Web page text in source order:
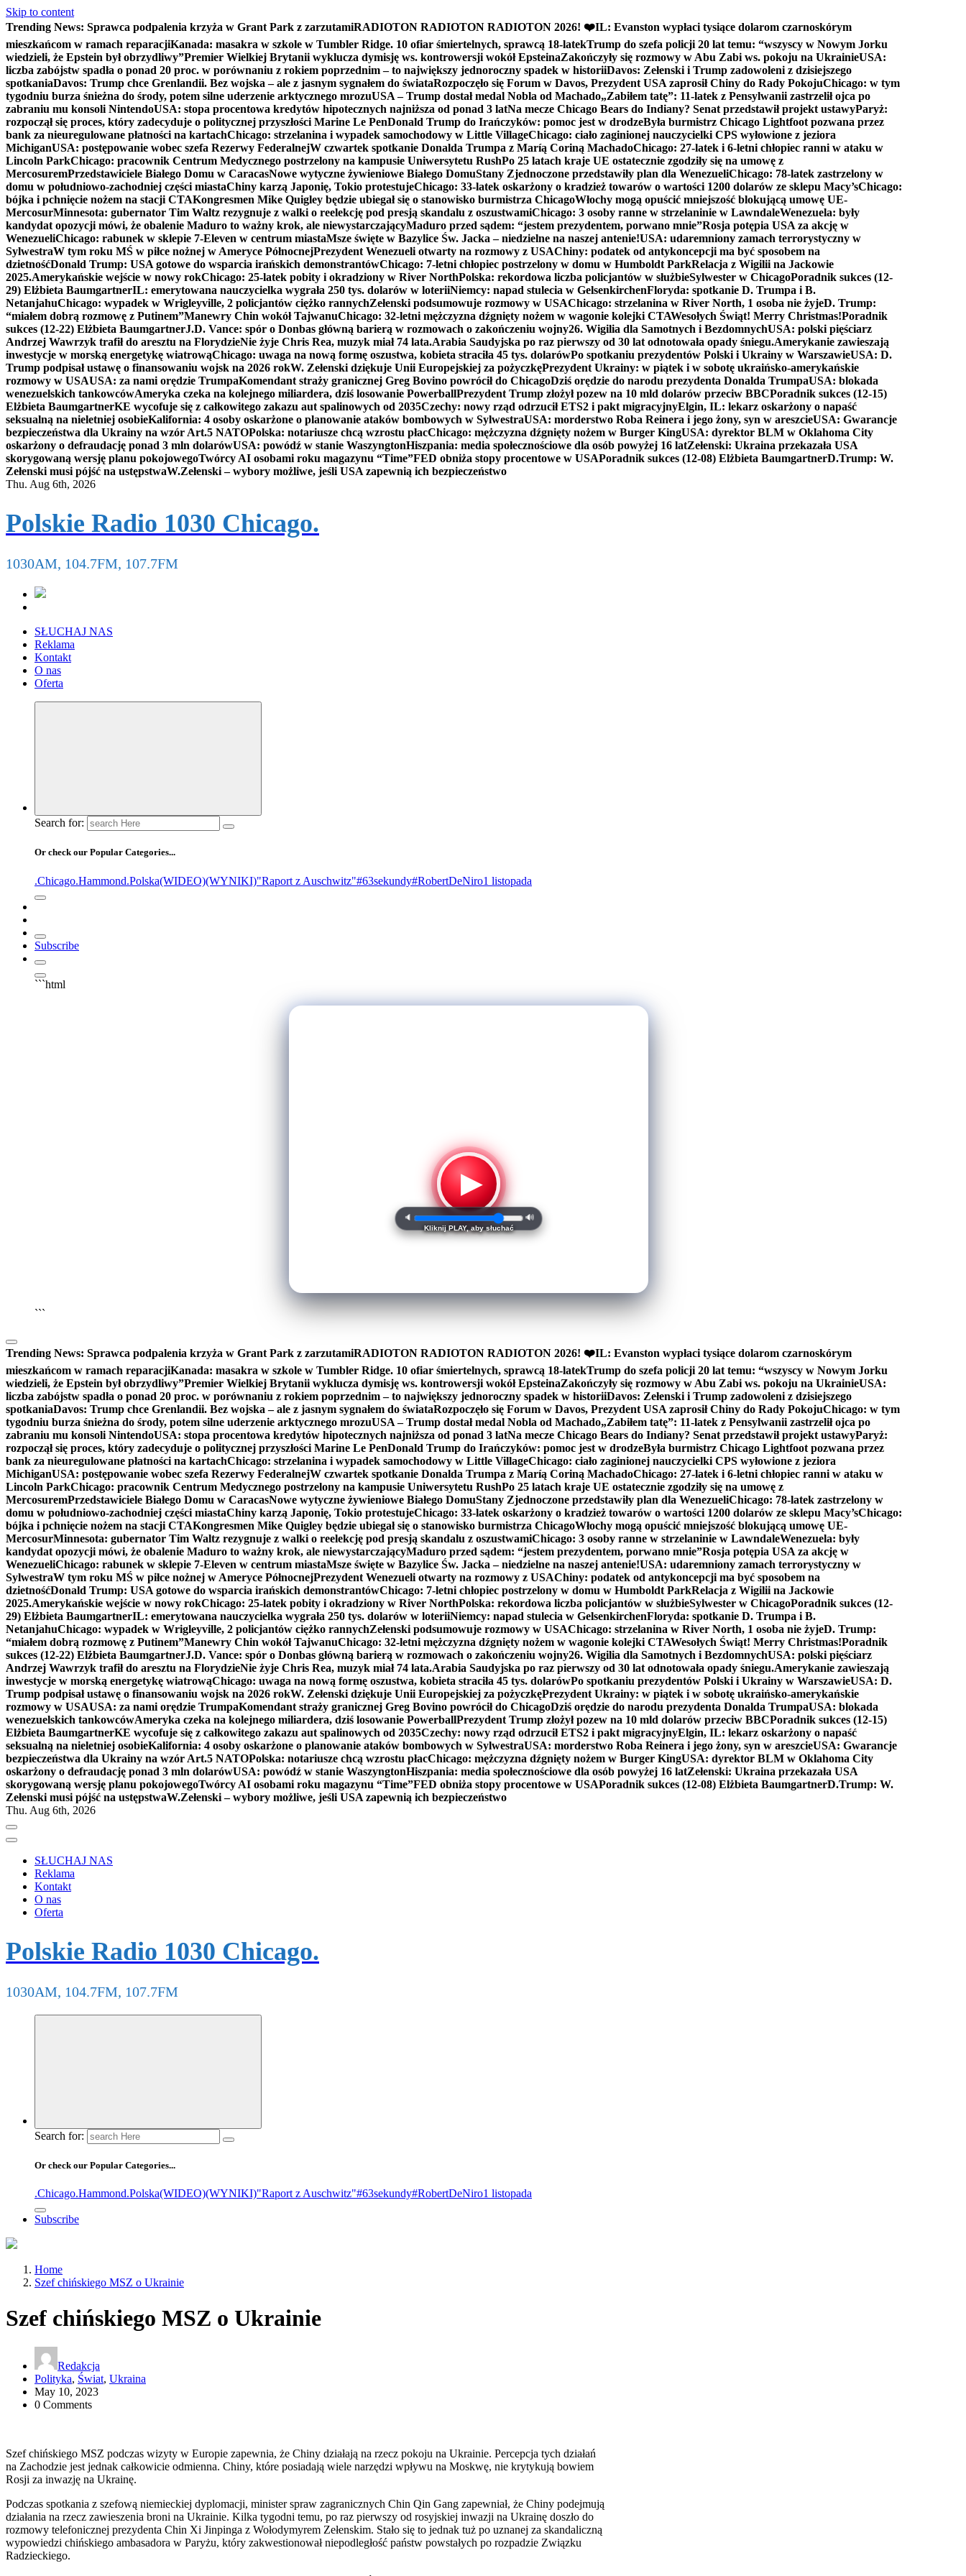
Skip to content
Trending News: Sprawca podpalenia krzyża w Grant Park z zarzutamiRADIOTON RADIOTON RADIOTON 2026! ❤️IL: Evanston wypłaci tysiące dolarom czarnoskórym
mieszkańcom w ramach reparacjiKanada: masakra w szkole w Tumbler Ridge. 10 ofiar śmiertelnych, sprawcą 18-latekTrump do szefa policji 20 lat temu: “wszyscy w Nowym Jorku
wiedzieli, że Epstein był obrzydliwy”Premier Wielkiej Brytanii wyklucza dymisję ws. kontrowersji wokół EpsteinaZakończyły się rozmowy w Abu Zabi ws. pokoju na UkrainieUSA:
liczba zabójstw spadła o ponad 20 proc. w porównaniu z rokiem poprzednim – to największy jednoroczny spadek w historiiDavos: Zełenski i Trump zadowoleni z dzisiejszego
spotkaniaDavos: Trump chce Grenlandii. Bez wojska – ale z jasnym sygnałem do świataRozpoczęło się Forum w Davos, Prezydent USA zaprosił Chiny do Rady PokojuChicago: w tym
tygodniu burza śnieżna do środy, potem silne uderzenie arktycznego mrozuUSA – Trump dostał medal Nobla od Machado„Zabiłem tatę”: 11-latek z Pensylwanii zastrzelił ojca po
zabraniu mu konsoli NintendoUSA: stopa procentowa kredytów hipotecznych najniższa od ponad 3 latNa mecze Chicago Bears do Indiany? Senat przedstawił projekt ustawyParyż:
rozpoczął się proces, który zadecyduje o politycznej przyszłości Marine Le PenDonald Trump do Irańczyków: pomoc jest w drodzeByła burmistrz Chicago Lightfoot pozwana przez
bank za nieuregulowane płatności na kartachChicago: strzelanina i wypadek samochodowy w Little VillageChicago: ciało zaginionej nauczycielki CPS wyłowione z jeziora
MichiganUSA: postępowanie wobec szefa Rezerwy FederalnejW czwartek spotkanie Donalda Trumpa z Maríą Coriną MachadoChicago: 27-latek i 6-letni chłopiec ranni w ataku w
Lincoln ParkChicago: pracownik Centrum Medycznego postrzelony na kampusie Uniwersytetu RushPo 25 latach kraje UE ostatecznie zgodziły się na umowę z
MercosuremPrzedstawiciele Białego Domu w CaracasNowe wytyczne żywieniowe Białego DomuStany Zjednoczone przedstawiły plan dla WenezueliChicago: 78-latek zastrzelony w
domu w południowo-zachodniej części miastaChiny karzą Japonię, Tokio protestujeChicago: 33-latek oskarżony o kradzież towarów o wartości 1200 dolarów ze sklepu Macy’sChicago:
bójka i pchnięcie nożem na stacji CTAKongresmen Mike Quigley będzie ubiegał się o stanowisko burmistrza ChicagoWłochy mogą opuścić mniejszość blokującą umowę UE-
MercosurMinnesota: gubernator Tim Waltz rezygnuje z walki o reelekcję pod presją skandalu z oszustwamiChicago: 3 osoby ranne w strzelaninie w LawndaleWenezuela: były
kandydat opozycji mówi, że obalenie Maduro to ważny krok, ale niewystarczającyMaduro przed sądem: “jestem prezydentem, porwano mnie”Rosja potępia USA za akcję w
WenezueliChicago: rabunek w sklepie 7-Eleven w centrum miastaMsze święte w Bazylice Św. Jacka – niedzielne na naszej antenie!USA: udaremniony zamach terrorystyczny w
SylwestraW tym roku MŚ w piłce nożnej w Ameryce PółnocnejPrezydent Wenezueli otwarty na rozmowy z USAChiny: podatek od antykoncepcji ma być sposobem na
dzietnośćDonald Trump: USA gotowe do wsparcia irańskich demonstrantówChicago: 7-letni chłopiec postrzelony w domu w Humboldt ParkRelacja z Wigilii na Jackowie
2025.Amerykańskie wejście w nowy rokChicago: 25-latek pobity i okradziony w River NorthPolska: rekordowa liczba policjantów w służbieSylwester w ChicagoPoradnik sukces (12-
29) Elżbieta BaumgartnerIL: emerytowana nauczycielka wygrała 250 tys. dolarów w loteriiNiemcy: napad stulecia w GelsenkirchenFloryda: spotkanie D. Trumpa i B.
NetanjahuChicago: wypadek w Wrigleyville, 2 policjantów ciężko rannychZełenski podsumowuje rozmowy w USAChicago: strzelanina w River North, 1 osoba nie żyjeD. Trump:
“miałem dobrą rozmowę z Putinem”Manewry Chin wokół TajwanuChicago: 32-letni mężczyzna dźgnięty nożem w wagonie kolejki CTAWesołych Świąt! Merry Christmas!Poradnik
sukces (12-22) Elżbieta BaumgartnerJ.D. Vance: spór o Donbas główną barierą w rozmowach o zakończeniu wojny26. Wigilia dla Samotnych i BezdomnychUSA: polski pięściarz
Andrzej Wawrzyk trafił do aresztu na FlorydzieNie żyje Chris Rea, muzyk miał 74 lata.Arabia Saudyjska po raz pierwszy od 30 lat odnotowała opady śniegu.Amerykanie zawieszają
inwestycje w morską energetykę wiatrowąChicago: uwaga na nową formę oszustwa, kobieta straciła 45 tys. dolarówPo spotkaniu prezydentów Polski i Ukrainy w WarszawieUSA: D.
Trump podpisał ustawę o finansowaniu wojsk na 2026 rokW. Zełenski dziękuje Unii Europejskiej za pożyczkęPrezydent Ukrainy: w piątek i w sobotę ukraińsko-amerykańskie
rozmowy w USAUSA: za nami orędzie TrumpaKomendant straży granicznej Greg Bovino powrócił do ChicagoDziś orędzie do narodu prezydenta Donalda TrumpaUSA: blokada
wenezuelskich tankowcówAmeryka czeka na kolejnego miliardera, dziś losowanie PowerballPrezydent Trump złożył pozew na 10 mld dolarów przeciw BBCPoradnik sukces (12-15)
Elżbieta BaumgartnerKE wycofuje się z całkowitego zakazu aut spalinowych od 2035Czechy: nowy rząd odrzucił ETS2 i pakt migracyjnyElgin, IL: lekarz oskarżony o napaść
seksualną na nieletniej osobieKalifornia: 4 osoby oskarżone o planowanie ataków bombowych w SylwestraUSA: morderstwo Roba Reinera i jego żony, syn w areszcieUSA: Gwarancje
bezpieczeństwa dla Ukrainy na wzór Art.5 NATOPolska: notariusze chcą wzrostu płacChicago: mężczyzna dźgnięty nożem w Burger KingUSA: dyrektor BLM w Oklahoma City
oskarżony o defraudację ponad 3 mln dolarówUSA: powódź w stanie WaszyngtonHiszpania: media społecznościowe dla osób powyżej 16 latZełenski: Ukraina przekazała USA
skorygowaną wersję planu pokojowegoTwórcy AI osobami roku magazynu “Time”FED obniża stopy procentowe w USAPoradnik sukces (12-08) Elżbieta BaumgartnerD.Trump: W.
Zełenski musi pójść na ustępstwaW.Zełenski – wybory możliwe, jeśli USA zapewnią ich bezpieczeństwo
Thu. Aug 6th, 2026
Polskie Radio 1030 Chicago.
1030AM, 104.7FM, 107.7FM
SŁUCHAJ NAS
Reklama
Kontakt
O nas
Oferta
Search for:
Or check our Popular Categories...
.Chicago.Hammond.Polska(WIDEO)(WYNIKI)"Raport z Auschwitz"#63sekundy#RobertDeNiro1 listopada
Subscribe
```html
▶
🔈 🔊
Kliknij PLAY, aby słuchać
```
Trending News: Sprawca podpalenia krzyża w Grant Park z zarzutamiRADIOTON RADIOTON RADIOTON 2026! ❤️IL: Evanston wypłaci tysiące dolarom czarnoskórym
mieszkańcom w ramach reparacjiKanada: masakra w szkole w Tumbler Ridge. 10 ofiar śmiertelnych, sprawcą 18-latekTrump do szefa policji 20 lat temu: “wszyscy w Nowym Jorku
wiedzieli, że Epstein był obrzydliwy”Premier Wielkiej Brytanii wyklucza dymisję ws. kontrowersji wokół EpsteinaZakończyły się rozmowy w Abu Zabi ws. pokoju na UkrainieUSA:
liczba zabójstw spadła o ponad 20 proc. w porównaniu z rokiem poprzednim – to największy jednoroczny spadek w historiiDavos: Zełenski i Trump zadowoleni z dzisiejszego
spotkaniaDavos: Trump chce Grenlandii. Bez wojska – ale z jasnym sygnałem do świataRozpoczęło się Forum w Davos, Prezydent USA zaprosił Chiny do Rady PokojuChicago: w tym
tygodniu burza śnieżna do środy, potem silne uderzenie arktycznego mrozuUSA – Trump dostał medal Nobla od Machado„Zabiłem tatę”: 11-latek z Pensylwanii zastrzelił ojca po
zabraniu mu konsoli NintendoUSA: stopa procentowa kredytów hipotecznych najniższa od ponad 3 latNa mecze Chicago Bears do Indiany? Senat przedstawił projekt ustawyParyż:
rozpoczął się proces, który zadecyduje o politycznej przyszłości Marine Le PenDonald Trump do Irańczyków: pomoc jest w drodzeByła burmistrz Chicago Lightfoot pozwana przez
bank za nieuregulowane płatności na kartachChicago: strzelanina i wypadek samochodowy w Little VillageChicago: ciało zaginionej nauczycielki CPS wyłowione z jeziora
MichiganUSA: postępowanie wobec szefa Rezerwy FederalnejW czwartek spotkanie Donalda Trumpa z Maríą Coriną MachadoChicago: 27-latek i 6-letni chłopiec ranni w ataku w
Lincoln ParkChicago: pracownik Centrum Medycznego postrzelony na kampusie Uniwersytetu RushPo 25 latach kraje UE ostatecznie zgodziły się na umowę z
MercosuremPrzedstawiciele Białego Domu w CaracasNowe wytyczne żywieniowe Białego DomuStany Zjednoczone przedstawiły plan dla WenezueliChicago: 78-latek zastrzelony w
domu w południowo-zachodniej części miastaChiny karzą Japonię, Tokio protestujeChicago: 33-latek oskarżony o kradzież towarów o wartości 1200 dolarów ze sklepu Macy’sChicago:
bójka i pchnięcie nożem na stacji CTAKongresmen Mike Quigley będzie ubiegał się o stanowisko burmistrza ChicagoWłochy mogą opuścić mniejszość blokującą umowę UE-
MercosurMinnesota: gubernator Tim Waltz rezygnuje z walki o reelekcję pod presją skandalu z oszustwamiChicago: 3 osoby ranne w strzelaninie w LawndaleWenezuela: były
kandydat opozycji mówi, że obalenie Maduro to ważny krok, ale niewystarczającyMaduro przed sądem: “jestem prezydentem, porwano mnie”Rosja potępia USA za akcję w
WenezueliChicago: rabunek w sklepie 7-Eleven w centrum miastaMsze święte w Bazylice Św. Jacka – niedzielne na naszej antenie!USA: udaremniony zamach terrorystyczny w
SylwestraW tym roku MŚ w piłce nożnej w Ameryce PółnocnejPrezydent Wenezueli otwarty na rozmowy z USAChiny: podatek od antykoncepcji ma być sposobem na
dzietnośćDonald Trump: USA gotowe do wsparcia irańskich demonstrantówChicago: 7-letni chłopiec postrzelony w domu w Humboldt ParkRelacja z Wigilii na Jackowie
2025.Amerykańskie wejście w nowy rokChicago: 25-latek pobity i okradziony w River NorthPolska: rekordowa liczba policjantów w służbieSylwester w ChicagoPoradnik sukces (12-
29) Elżbieta BaumgartnerIL: emerytowana nauczycielka wygrała 250 tys. dolarów w loteriiNiemcy: napad stulecia w GelsenkirchenFloryda: spotkanie D. Trumpa i B.
NetanjahuChicago: wypadek w Wrigleyville, 2 policjantów ciężko rannychZełenski podsumowuje rozmowy w USAChicago: strzelanina w River North, 1 osoba nie żyjeD. Trump:
“miałem dobrą rozmowę z Putinem”Manewry Chin wokół TajwanuChicago: 32-letni mężczyzna dźgnięty nożem w wagonie kolejki CTAWesołych Świąt! Merry Christmas!Poradnik
sukces (12-22) Elżbieta BaumgartnerJ.D. Vance: spór o Donbas główną barierą w rozmowach o zakończeniu wojny26. Wigilia dla Samotnych i BezdomnychUSA: polski pięściarz
Andrzej Wawrzyk trafił do aresztu na FlorydzieNie żyje Chris Rea, muzyk miał 74 lata.Arabia Saudyjska po raz pierwszy od 30 lat odnotowała opady śniegu.Amerykanie zawieszają
inwestycje w morską energetykę wiatrowąChicago: uwaga na nową formę oszustwa, kobieta straciła 45 tys. dolarówPo spotkaniu prezydentów Polski i Ukrainy w WarszawieUSA: D.
Trump podpisał ustawę o finansowaniu wojsk na 2026 rokW. Zełenski dziękuje Unii Europejskiej za pożyczkęPrezydent Ukrainy: w piątek i w sobotę ukraińsko-amerykańskie
rozmowy w USAUSA: za nami orędzie TrumpaKomendant straży granicznej Greg Bovino powrócił do ChicagoDziś orędzie do narodu prezydenta Donalda TrumpaUSA: blokada
wenezuelskich tankowcówAmeryka czeka na kolejnego miliardera, dziś losowanie PowerballPrezydent Trump złożył pozew na 10 mld dolarów przeciw BBCPoradnik sukces (12-15)
Elżbieta BaumgartnerKE wycofuje się z całkowitego zakazu aut spalinowych od 2035Czechy: nowy rząd odrzucił ETS2 i pakt migracyjnyElgin, IL: lekarz oskarżony o napaść
seksualną na nieletniej osobieKalifornia: 4 osoby oskarżone o planowanie ataków bombowych w SylwestraUSA: morderstwo Roba Reinera i jego żony, syn w areszcieUSA: Gwarancje
bezpieczeństwa dla Ukrainy na wzór Art.5 NATOPolska: notariusze chcą wzrostu płacChicago: mężczyzna dźgnięty nożem w Burger KingUSA: dyrektor BLM w Oklahoma City
oskarżony o defraudację ponad 3 mln dolarówUSA: powódź w stanie WaszyngtonHiszpania: media społecznościowe dla osób powyżej 16 latZełenski: Ukraina przekazała USA
skorygowaną wersję planu pokojowegoTwórcy AI osobami roku magazynu “Time”FED obniża stopy procentowe w USAPoradnik sukces (12-08) Elżbieta BaumgartnerD.Trump: W.
Zełenski musi pójść na ustępstwaW.Zełenski – wybory możliwe, jeśli USA zapewnią ich bezpieczeństwo
Thu. Aug 6th, 2026
SŁUCHAJ NAS
Reklama
Kontakt
O nas
Oferta
Polskie Radio 1030 Chicago.
1030AM, 104.7FM, 107.7FM
Search for:
Or check our Popular Categories...
.Chicago.Hammond.Polska(WIDEO)(WYNIKI)"Raport z Auschwitz"#63sekundy#RobertDeNiro1 listopada
Subscribe
Home
Szef chińskiego MSZ o Ukrainie
Szef chińskiego MSZ o Ukrainie
Redakcja
Polityka, Świat, Ukraina
May 10, 2023
0 Comments
Szef chińskiego MSZ podczas wizyty w Europie zapewnia, że Chiny działają na rzecz pokoju na Ukrainie. Percepcja tych działań
na Zachodzie jest jednak całkowicie odmienna. Chiny, które posiadają wiele narzędzi wpływu na Moskwę, nie krytykują bowiem
Rosji za inwazję na Ukrainę.
Podczas spotkania z szefową niemieckiej dyplomacji, minister spraw zagranicznych Chin Qin Gang zapewniał, że Chiny podejmują
działania na rzecz zawieszenia broni na Ukrainie. Kilka tygodni temu, po raz pierwszy od rosyjskiej inwazji na Ukrainę doszło do
rozmowy telefonicznej prezydenta Chin Xi Jinpinga z Wołodymyrem Zełenskim. Stało się to jednak tuż po uznanej za skandaliczną
wypowiedzi chińskiego ambasadora w Paryżu, który zakwestionował niepodległość państw powstałych po rozpadzie Związku
Radzieckiego.